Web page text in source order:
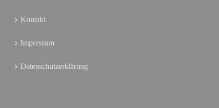
Kontakt
Impressum
Datenschutzerklärung